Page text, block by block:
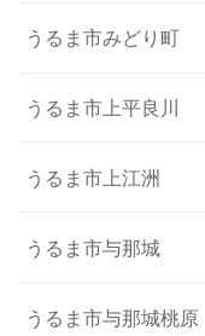
うるま市みどり町
うるま市上平良川
うるま市上江洲
うるま市与那城
うるま市与那城桃原